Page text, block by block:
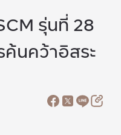
รุ่นที่ 28
นคว้าอิสระ